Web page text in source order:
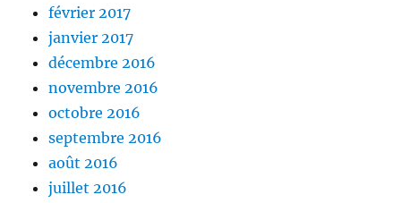
février 2017
janvier 2017
décembre 2016
novembre 2016
octobre 2016
septembre 2016
août 2016
juillet 2016